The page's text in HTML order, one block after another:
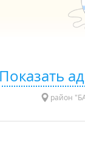
Показать
район